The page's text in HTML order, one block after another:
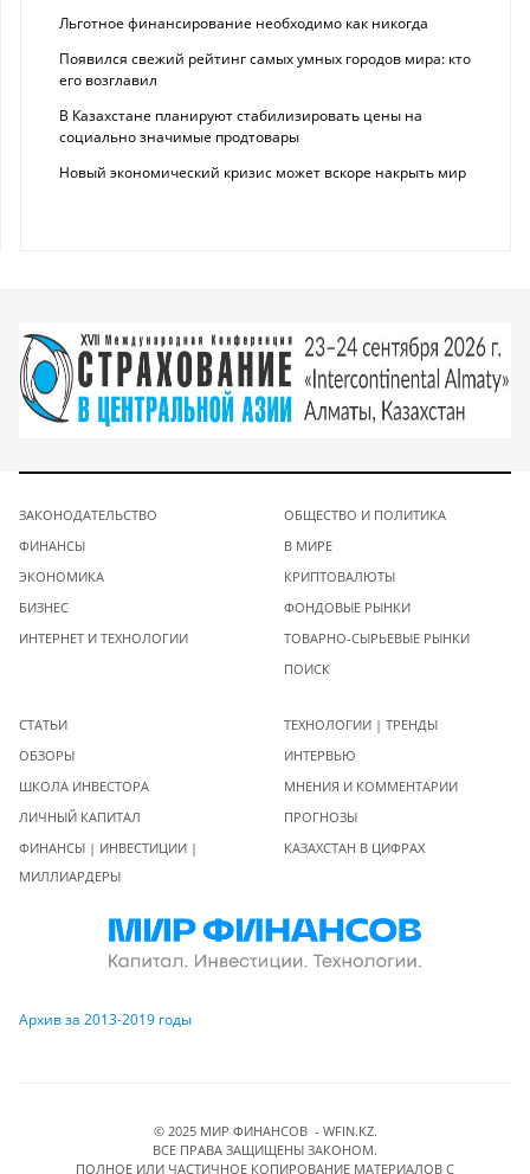
Льготное финансирование необходимо как никогда
Появился свежий рейтинг самых умных городов мира: кто
его возглавил
В Казахстане планируют стабилизировать цены на
социально значимые продтовары
Новый экономический кризис может вскоре накрыть мир
ЗАКОНОДАТЕЛЬСТВО
ФИНАНСЫ
ЭКОНОМИКА
БИЗНЕС
ИНТЕРНЕТ И ТЕХНОЛОГИИ
ОБЩЕСТВО И ПОЛИТИКА
В МИРЕ
КРИПТОВАЛЮТЫ
ФОНДОВЫЕ РЫНКИ
ТОВАРНО-СЫРЬЕВЫЕ РЫНКИ
ПОИСК
СТАТЬИ
ОБЗОРЫ
ШКОЛА ИНВЕСТОРА
ЛИЧНЫЙ КАПИТАЛ
ФИНАНСЫ | ИНВЕСТИЦИИ |
МИЛЛИАРДЕРЫ
ТЕХНОЛОГИИ | ТРЕНДЫ
ИНТЕРВЬЮ
МНЕНИЯ И КОММЕНТАРИИ
ПРОГНОЗЫ
КАЗАХСТАН В ЦИФРАХ
Архив за 2013-2019 годы
© 2025 МИР ФИНАНСОВ - WFIN.KZ.
ВСЕ ПРАВА ЗАЩИЩЕНЫ ЗАКОНОМ.
ПОЛНОЕ ИЛИ ЧАСТИЧНОЕ КОПИРОВАНИЕ МАТЕРИАЛОВ C